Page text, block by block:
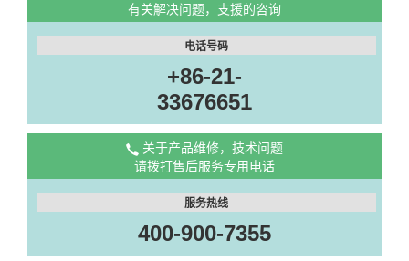
有关解决问题，支援的咨询
电话号码
+86-21-
33676651
关于产品维修，技术问题
请拨打售后服务专用电话
服务热线
400-900-7355